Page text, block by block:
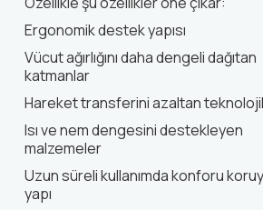
Ergonomik destek yapısı
Vücut ağırlığını daha dengeli dağıtan
katmanlar
Hareket transferini azaltan
Isı ve nem dengesini destekleyen
malzemeler
Uzun süreli kullanımda konforu
yapı